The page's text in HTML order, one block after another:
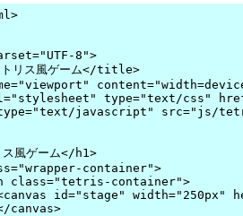
8">
リス風ゲーム</title>
type="text/css"
javascript" src="js/
風ゲーム</h1>
container">
class="tetris-container">
id="stage" width="250px"
canvas>